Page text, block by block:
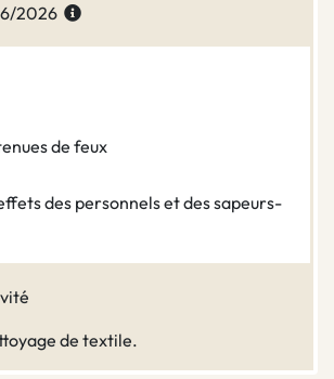
2026
de feux
des personnels et des sapeurs-
de textile.